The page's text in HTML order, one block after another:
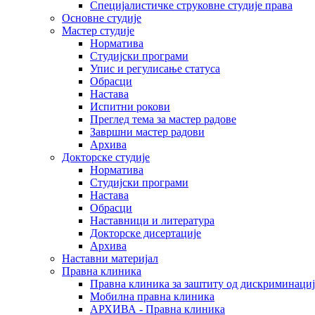
Специјалистичке струковне студије права
Основне студије
Мастер студије
Норматива
Студијски програми
Упис и регулисање статуса
Обрасци
Настава
Испитни рокови
Преглед тема за мастер радове
Завршни мастер радови
Архива
Докторске студије
Норматива
Студијски програми
Настава
Обрасци
Наставници и литература
Докторске дисертације
Архива
Наставни материјал
Правна клиника
Правна клиника за заштиту од
Мобилна правна клиника
АРХИВА - Правна клиника